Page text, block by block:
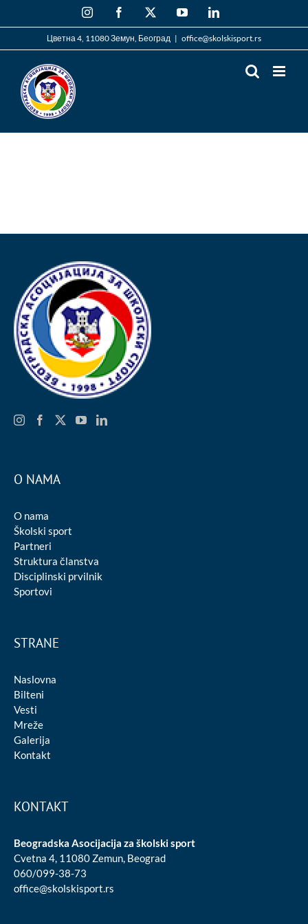
InstagramFacebook YouTubeLinkedIn
Цветна 4, 11080 Земун, Београд | office@skolskisport.rs
O NAMA
O nama
Školski sport
Partneri
Struktura članstva
Disciplinski prvilnik
Sportovi
STRANE
Naslovna
Bilteni
Vesti
Mreže
Galerija
Kontakt
KONTAKT
Beogradska Asocijacija za školski sport
Cvetna 4, 11080 Zemun, Beograd
060/099-38-73
office@skolskisport.rs